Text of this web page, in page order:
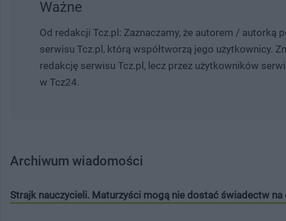
Ważne
Od redakcji Tcz.pl: Zaznaczamy, że autorem / autorką
serwisu Tcz.pl, którą współtworzą jego użytkownicy.
redakcję serwisu Tcz.pl, lecz przez użytkowników
w Tcz24.
Archiwum wiadomości
Strajk nauczycieli. Maturzyści mogą nie dostać świadectw na